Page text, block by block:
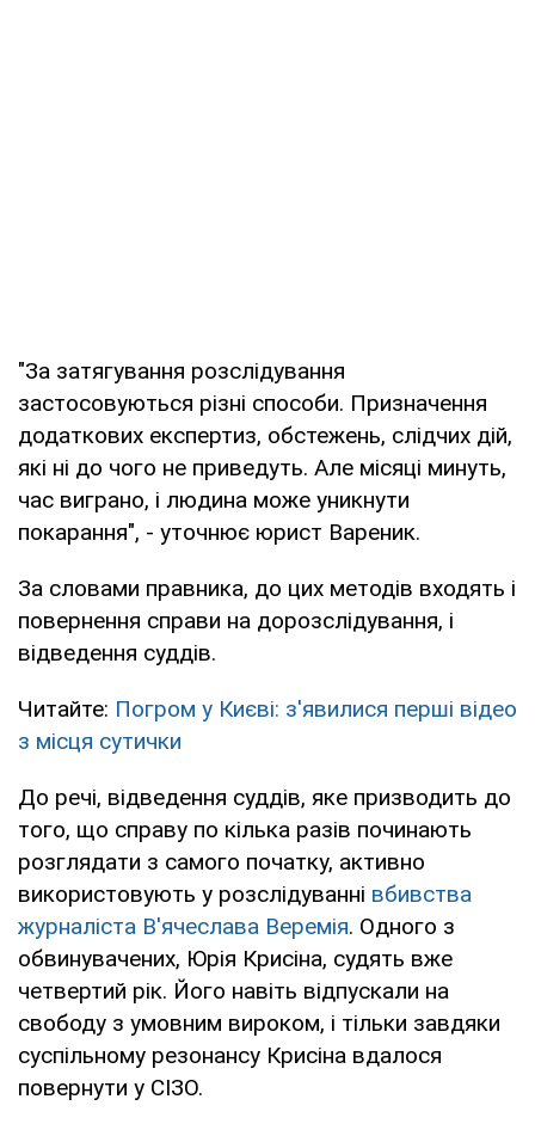
"За затягування розслідування
застосовуються різні способи. Призначення
додаткових експертиз, обстежень, слідчих дій,
які ні до чого не приведуть. Але місяці минуть,
час виграно, і людина може уникнути
покарання", - уточнює юрист Вареник.
За словами правника, до цих методів входять і
повернення справи на дорозслідування, і
відведення суддів.
Читайте: Погром у Києві: з'явилися перші відео
з місця сутички
До речі, відведення суддів, яке призводить до
того, що справу по кілька разів починають
розглядати з самого початку, активно
використовують у розслідуванні вбивства
журналіста В'ячеслава Веремія. Одного з
обвинувачених, Юрія Крисіна, судять вже
четвертий рік. Його навіть відпускали на
свободу з умовним вироком, і тільки завдяки
суспільному резонансу Крисіна вдалося
повернути у СІЗО.